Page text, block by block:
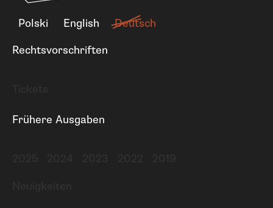
Polski English
Deutsch
Rechtsvorschriften
Frühere Ausgaben